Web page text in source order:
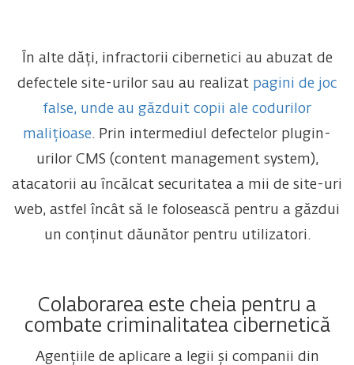
În alte dăți, infractorii cibernetici au abuzat de
defectele site-urilor sau au realizat pagini de joc
false, unde au găzduit copii ale codurilor
malițioase. Prin intermediul defectelor plugin-
urilor CMS (content management system),
atacatorii au încălcat securitatea a mii de site-uri
web, astfel încât să le folosească pentru a găzdui
un conținut dăunător pentru utilizatori.
Colaborarea este cheia pentru a
combate criminalitatea cibernetică
Agențiile de aplicare a legii și companii din